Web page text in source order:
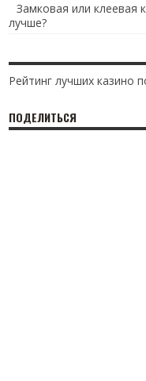
Замковая или клеевая
лучше?
Рейтинг лучших казино
ПОДЕЛИТЬСЯ